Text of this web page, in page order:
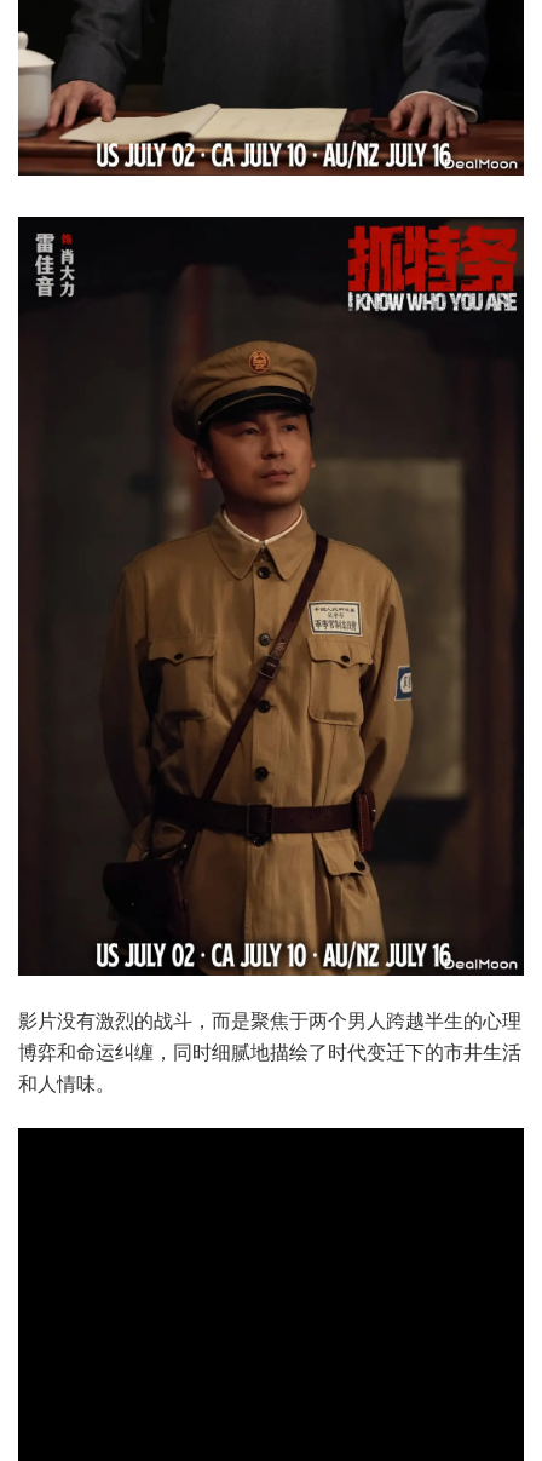
​​影片没有激烈的战斗，而是聚焦于两个男人跨越半生的心理
博弈和命运纠缠，同时细腻地描绘了时代变迁下的市井生活
和人情味。